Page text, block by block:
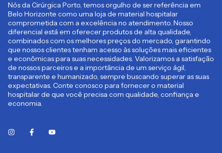
Nós da Cirúrgica Porto, temos orgulho de ser referência em
Belo Horizonte como uma loja de material hospitalar
comprometida com a excelência no atendimento. Nosso
diferencial está em oferecer produtos de alta qualidade,
combinados com os melhores preços do mercado, garantindo
que nossos clientes tenham acesso às soluções mais eficientes
e econômicas para suas necessidades. Valorizamos a satisfação
de nossos parceiros e a importância de um serviço ágil,
transparente e humanizado, sempre buscando superar as suas
expectativas. Conte conosco para fornecer o material
hospitalar de que você precisa com qualidade, confiança e
economia.